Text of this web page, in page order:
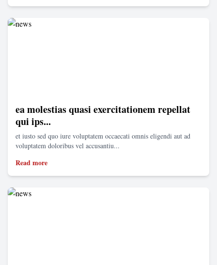
ea molestias quasi exercitationem repellat
qui ips...
et iusto sed quo iure voluptatem occaecati omnis eligendi aut ad
voluptatem doloribus vel accusantiu...
Read more